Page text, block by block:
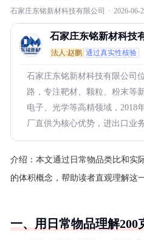
石家庄东铭新材科技有限公司 · 2026-06-
石家庄东铭新材科技
法人:赵鹏 通过真实性核验
石家庄东铭新材科技有限公司
路，专注靶材、颗粒、粉末等
电子、光学等高精领域，2018
厂直供为核心优势，进出口业
介绍： 本文通过日常物品类比和实
的体积概念，帮助读者直观理解这
一、用日常物品理解200